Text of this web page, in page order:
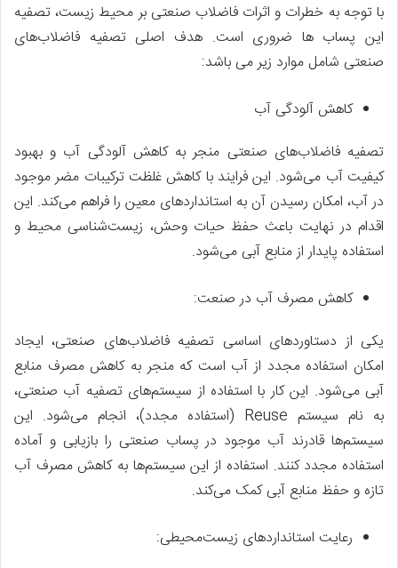
با توجه به خطرات و اثرات فاضلاب صنعتی بر محیط زیست، تصفیه
این پساب ها ضروری است. هدف اصلی تصفیه فاضلاب‌های
صنعتی شامل موارد زیر می باشد:
کاهش آلودگی آب
تصفیه فاضلاب‌های صنعتی منجر به کاهش آلودگی آب و بهبود
کیفیت آب می‌شود. این فرایند با کاهش غلظت ترکیبات مضر موجود
در آب، امکان رسیدن آن به استانداردهای معین را فراهم می‌کند. این
اقدام در نهایت باعث حفظ حیات وحش، زیست‌شناسی محیط و
استفاده پایدار از منابع آبی می‌شود.
کاهش مصرف آب در صنعت:
یکی از دستاوردهای اساسی تصفیه فاضلاب‌های صنعتی، ایجاد
امکان استفاده مجدد از آب است که منجر به کاهش مصرف منابع
آبی می‌شود. این کار با استفاده از سیستم‌های تصفیه آب صنعتی،
به نام سیستم Reuse (استفاده مجدد)، انجام می‌شود. این
سیستم‌ها قادرند آب موجود در پساب صنعتی را بازیابی و آماده
استفاده مجدد کنند. استفاده از این سیستم‌ها به کاهش مصرف آب
تازه و حفظ منابع آبی کمک می‌کند.
رعایت استانداردهای زیست‌محیطی: